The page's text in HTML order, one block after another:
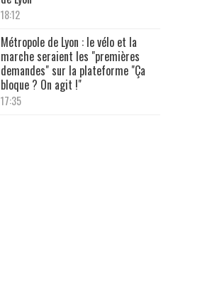
18:12
Métropole de Lyon : le vélo et la
marche seraient les "premières
demandes" sur la plateforme "Ça
bloque ? On agit !"
17:35